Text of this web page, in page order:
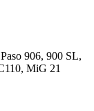
906, 900 SL,
MiG 21